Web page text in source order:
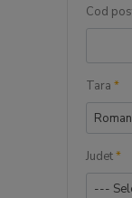
Cod
Tara *
Judet*
---